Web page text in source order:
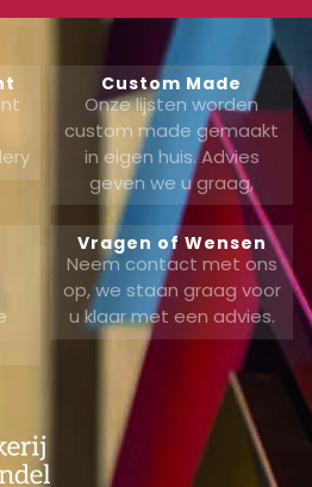
Custom Made
Onze lijsten worden
custom made gemaakt
in eigen huis. Advies
geven we u graag,
Vragen of Wensen
Neem contact met ons
op, we staan graag voor
u klaar met een advies.